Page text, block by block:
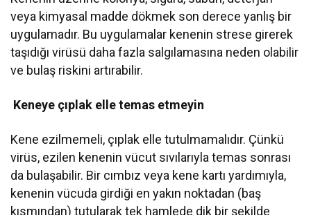
veya kimyasal madde dökmek son derece yanlış bir
uygulamadır. Bu uygulamalar kenenin strese girerek
taşıdığı virüsü daha fazla salgılamasına neden olabilir
ve bulaş riskini artırabilir.
Keneye çıplak elle temas etmeyin
Kene ezilmemeli, çıplak elle tutulmamalıdır. Çünkü
virüs, ezilen kenenin vücut sıvılarıyla temas sonrası
da bulaşabilir. Bir cımbız veya kene kartı yardımıyla,
kenenin vücuda girdiği en yakın noktadan (baş
kısmından) tutularak tek hamlede dik bir şekilde